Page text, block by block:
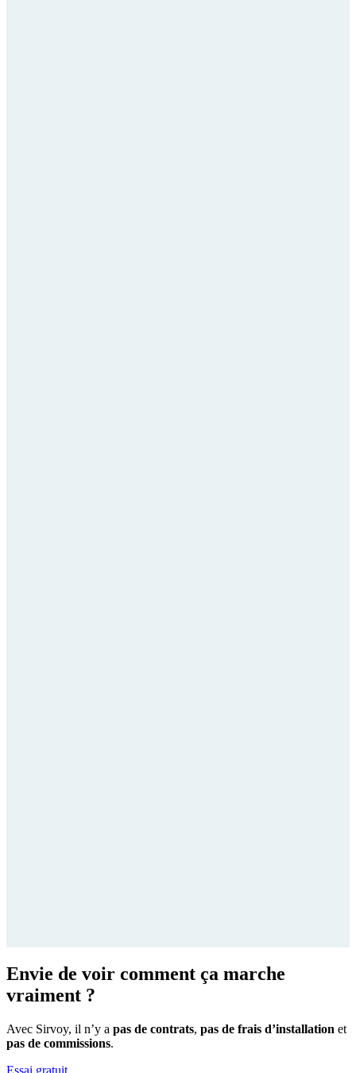
Envie de voir comment ça marche
vraiment ?
Avec Sirvoy, il n’y a pas de contrats, pas de frais d’installation et
pas de commissions.
Essai gratuit